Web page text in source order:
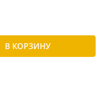
В КОРЗИНУ